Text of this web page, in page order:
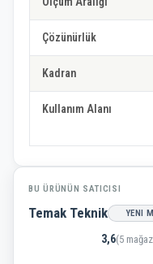
Çözünürlük
Kadran
Kullanım Alanı
BU ÜRÜNÜN SATICISI
Temak Teknik YENI
3,6(5